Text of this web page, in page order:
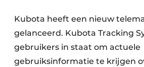
Kubota heeft een nieuw
gelanceerd. Kubota Tracking
gebruikers in staat om actuele
gebruiksinformatie te krijgen